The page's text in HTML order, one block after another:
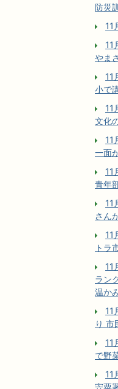
防災
11
11
やま
11
小で
11
文化
11
一面
11
青年
11
さん
11
トラ
11
ラン
温か
11
り 市
11
で野
11
宍粟